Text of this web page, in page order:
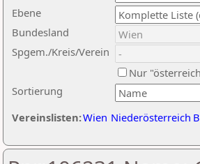
Ebene
Sortierung
Bundesland
Spgem./Kreis/Verein
Nur
Vereinslisten:Wien Niederösterreich